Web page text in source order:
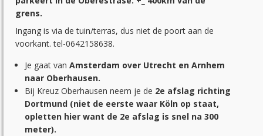
grens.
Ingang is via de tuin/terras, dus niet de poort aan de
voorkant. tel-0642158638.
Je gaat van Amsterdam over Utrecht en Arnhem
naar Oberhausen.
Bij Kreuz Oberhausen neem je de 2e afslag richting
Dortmund (niet de eerste waar Köln op staat,
opletten hier want de 2e afslag is snel na 300
meter).